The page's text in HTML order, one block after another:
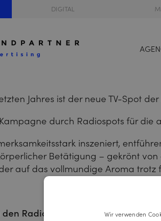
DIGITAL
Jahres ist der neue TV-Spot
durch Radiospots für die
inszeniert,
Betätigung – gekrönt
der auf das vollmundige Aroma
den Radiospots, ganz nachWir verwenden